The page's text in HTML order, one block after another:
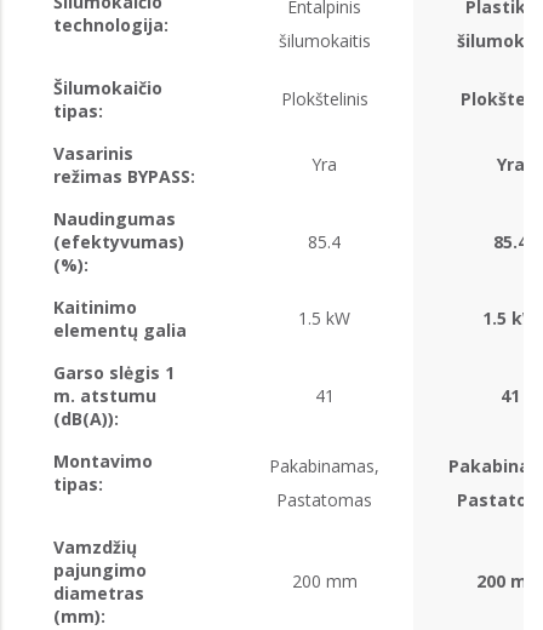
technologija:
Entalpinis
šilumokaitis
Šilumokaičio
tipas:
Plokštelinis
Vasarinis
režimas BYPASS:
Yra Yra
Naudingumas
(efektyvumas)
(%):
85.4 85.4
Kaitinimo
elementų galia
1.5 kW 1.5 kW
Garso slėgis 1
m. atstumu
(dB(A)):
41 41
Montavimo
tipas:
Pakabinamas,
Pastatomas
Vamzdžių
pajungimo
diametras
(mm):
200 mm 200 mm